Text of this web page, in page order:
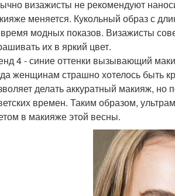
визажисты не рекомендуют
меняется. Кукольный образ с
модных показов. Визажисты
их в яркий цвет.
4 - синие оттенки вызывающий
женщинам страшно хотелось быть
делать аккуратный макияж,
времен. Таким образом,
в макияже этой весны.